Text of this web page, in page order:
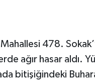
478.
ağır hasar aldı.
bitişiğindeki